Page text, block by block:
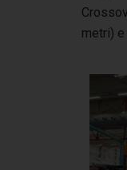
metri)